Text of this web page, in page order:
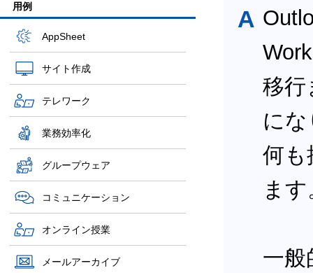
用例
AppSheet
サイト作成
テレワーク
業務効率化
グループウェア
コミュニケーション
オンライン授業
メールアーカイブ
A
移行
に
何も
ま
一般